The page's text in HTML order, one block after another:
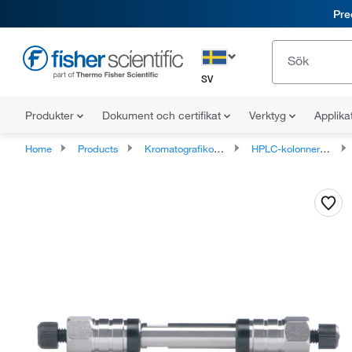
SV
Produkter Dokument och certifikat Verktyg
Home Products Kromatografikolonner och patroner HPLC-kolonner och patroner